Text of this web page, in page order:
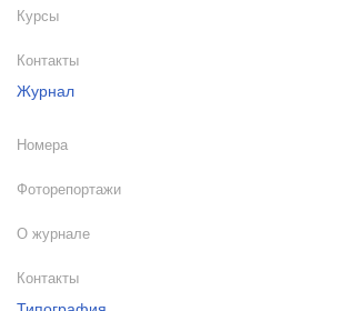
Курсы
Контакты
Журнал
Номера
Фоторепортажи
О журнале
Контакты